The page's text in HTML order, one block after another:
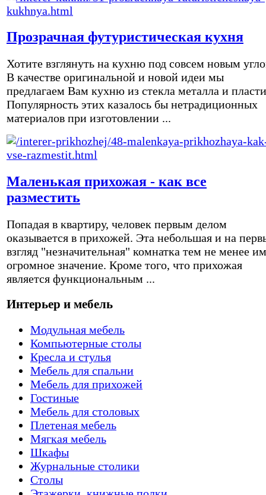
Прозрачная футуристическая кухня
Хотите взглянуть на кухню под совсем новым
В качестве оригинальной и новой идеи мы
предлагаем Вам кухню из стекла металла и
Популярность этих казалось бы нетрадиционных
материалов при изготовлении ...
Маленькая прихожая - как все
разместить
Попадая в квартиру, человек первым делом
оказывается в прихожей. Эта небольшая и на
взгляд "незначительная" комнатка тем не менее
огромное значение. Кроме того, что прихожая
является функциональным ...
Интерьер и мебель
Модульная мебель
Компьютерные столы
Кресла и стулья
Мебель для спальни
Мебель для прихожей
Гостиные
Мебель для столовых
Плетеная мебель
Мягкая мебель
Шкафы
Журнальные столики
Столы